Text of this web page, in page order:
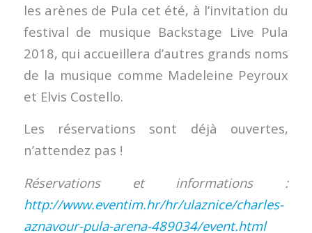
les arènes de Pula cet été, à l’invitation du
festival de musique Backstage Live Pula
2018, qui accueillera d’autres grands noms
de la musique comme Madeleine Peyroux
et Elvis Costello.
Les réservations sont déjà ouvertes,
n’attendez pas !
Réservations et informations :
http://www.eventim.hr/hr/ulaznice/charles-
aznavour-pula-arena-489034/event.html